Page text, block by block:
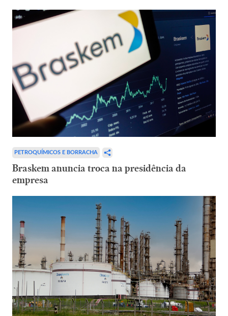
PETROQUÍMICOS E BORRACHA
Braskem anuncia troca na presidência da
empresa